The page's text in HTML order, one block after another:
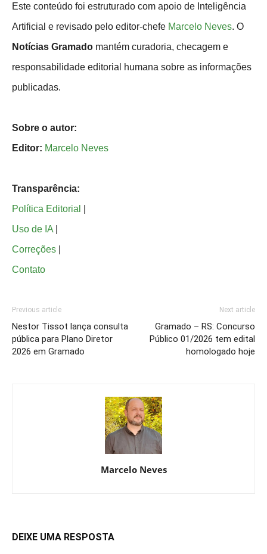
Este conteúdo foi estruturado com apoio de Inteligência
Artificial e revisado pelo editor-chefe Marcelo Neves. O
Notícias Gramado mantém curadoria, checagem e
responsabilidade editorial humana sobre as informações
publicadas.
Sobre o autor:
Editor: Marcelo Neves
Transparência:
Política Editorial
Uso de IA
Correções
Contato
Previous article
Nestor Tissot lança consulta
pública para Plano Diretor
2026 em Gramado
Next article
Gramado – RS: Concurso
Público 01/2026 tem edital
homologado hoje
Marcelo Neves
DEIXE UMA RESPOSTA